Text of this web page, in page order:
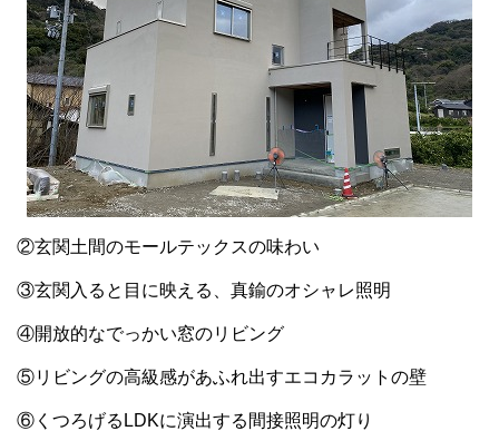
②玄関土間のモールテックスの味わい
③玄関入ると目に映える、真鍮のオシャレ照明
④開放的なでっかい窓のリビング
⑤リビングの高級感があふれ出すエコカラットの壁
⑥くつろげるLDKに演出する間接照明の灯り